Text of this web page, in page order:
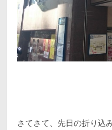
さてさて、先日の折り込